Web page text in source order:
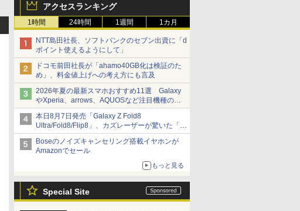
アクセスランキング
1時間 24時間 1週間 1カ月
NTT島田社長、ソフトバンクのセブン出資に「d
ポイント使えるようにして」
ドコモ前田社長が「ahamo40GB化は検証のた
め」、料金値上げへの考え方にも言及
2026年夏の最新スマホおすすめ11選 Galaxy
やXperia、arrows、AQUOSなど注目機種の特
徴は
本日8月7日発売「Galaxy Z Fold8
Ultra/Fold8/Flip8」、カズレーザーが驚いた「そ
ば屋のメニュー並みの薄さ」
Boseのノイズキャンセリング搭載イヤホンが
Amazonでセール
もっと見る
Special Site